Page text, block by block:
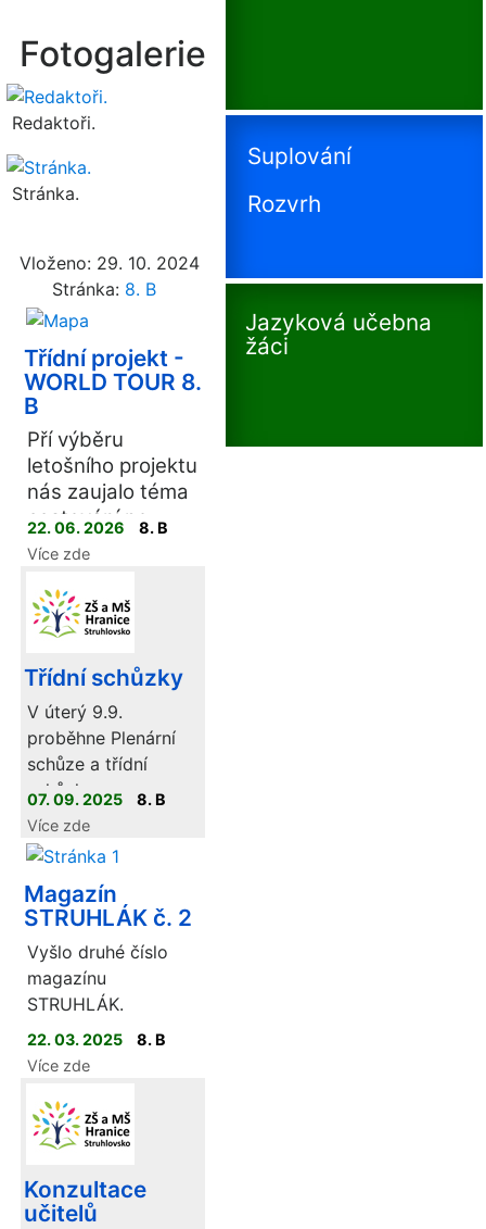
Fotogalerie
Redaktoři.
Stránka.
Vloženo: 29. 10. 2024
Stránka: 8. B
Třídní projekt -
WORLD TOUR 8.
B
Pří výběru
letošního projektu
nás zaujalo téma
cestování po
světě. Rozhodli
mapu světa
s místy, která
navštívit.
22. 06. 2026
8. B
Více zde
Třídní schůzky
V úterý 9.9.
proběhne Plenární
schůze a třídní
schůzky.
Plenární schůze - od
16:00 ve velké
tělocvičně s
vedením školy a
rodičů panem
Webrem.
Třídní schůzka - od
16:30 v naší třídě 8.
patře.
Srdečně se na Vás
těším třídní učitel.
07. 09. 2025
8. B
Více zde
Magazín
STRUHLÁK č. 2
Vyšlo druhé číslo
magazínu
STRUHLÁK.
22. 03. 2025
8. B
Více zde
Konzultace
učitelů
Suplování
Rozvrh
Jazyková učebna
žáci